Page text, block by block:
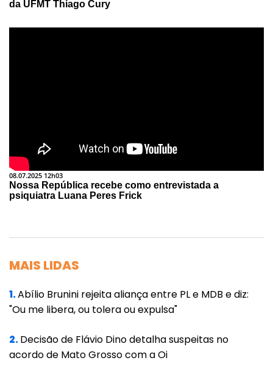
da UFMT Thiago Cury
08.07.2025 12h03
Nossa República recebe como entrevistada a
psiquiatra Luana Peres Frick
MAIS LIDAS
1.Abílio Brunini rejeita aliança entre PL e MDB e diz:
"Ou me libera, ou tolera ou expulsa"
2.Decisão de Flávio Dino detalha suspeitas no
acordo de Mato Grosso com a Oi